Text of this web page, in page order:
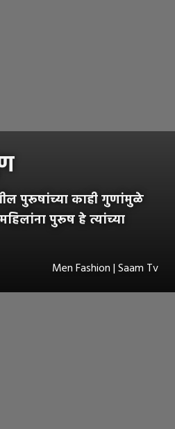
पुरूषांच्या काही गुणांमुळे
पुरूष हे त्यांच्या
Men Fashion | Saam Tv